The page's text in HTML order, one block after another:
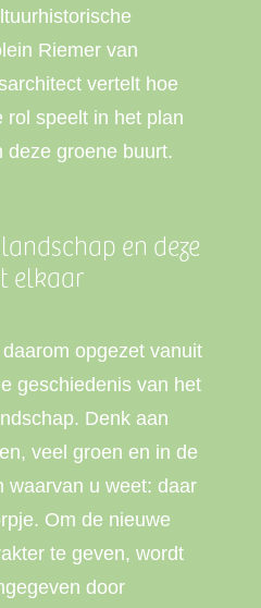
Riemer van
vertelt hoe
rol speelt in het plan
deze groene buurt.
en deze
elkaar
opgezet vanuit
geschiedenis van het
Denk aan
veel groen en in de
waarvan u weet: daar
Om de nieuwe
te geven, wordt
door